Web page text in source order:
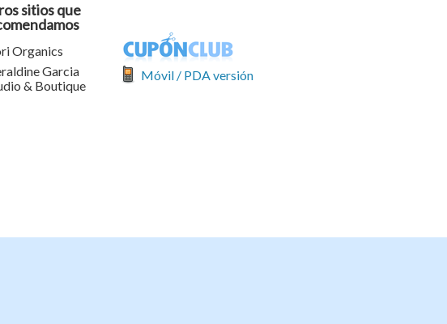
sitios que
Organics
Garcia
& Boutique
Móvil / PDA versión